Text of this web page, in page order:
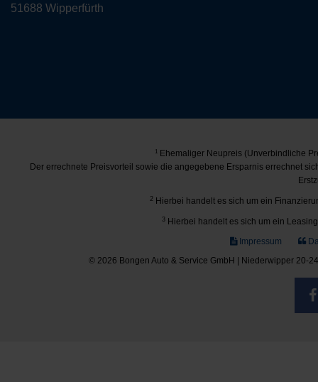
51688 Wipperfürth
1Ehemaliger Neupreis (Unverbindliche
Der errechnete Preisvorteil sowie die angegebene Ersparnis errechnet
2 Hierbei handelt es sich um ein
3 Hierbei handelt es sich um ein
Impressum
© 2026 Bongen Auto & Service GmbH | Niederwipper 20-